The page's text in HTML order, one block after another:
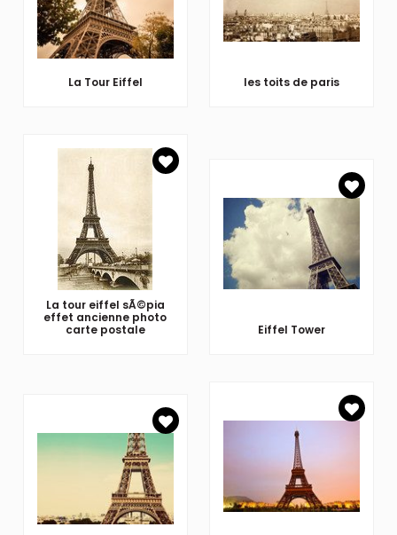
La Tour Eiffel les toits de paris
La tour eiffel sÃ©pia
effet ancienne photo
carte postale
Eiffel Tower